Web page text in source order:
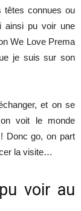
têtes connues ou
ainsi pu voir une
We Love Prema
je suis sur son
et on se
voit le monde
Donc go, on part
la visite…
voir au